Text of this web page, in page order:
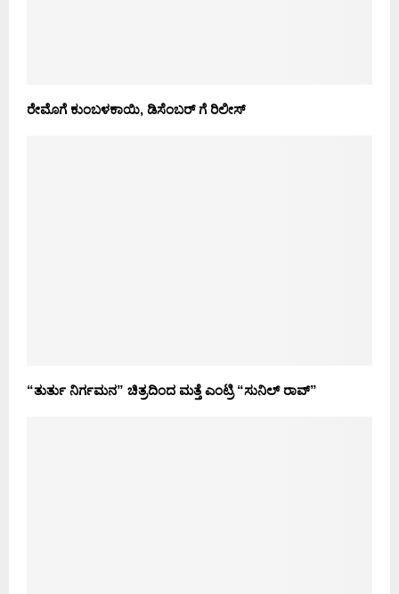
ರೇಮೊಗೆ ಕುಂಬಳಕಾಯಿ, ಡಿಸೆಂಬರ್ ಗೆ ರಿಲೀಸ್
“ತುರ್ತು ನಿರ್ಗಮನ” ಚಿತ್ರದಿಂದ ಮತ್ತೆ ಎಂಟ್ರಿ “ಸುನಿಲ್ ರಾವ್”